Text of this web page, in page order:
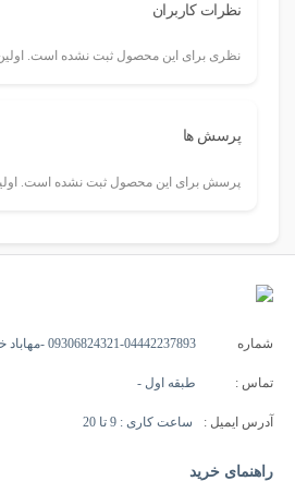
نظرات کاربران
نظری برای این محصول ثبت نشده است.
پرسش ها
پرسش برای این محصول ثبت نشده است.
شماره
تماس :
09306824321-
طبقه اول -
آدرس ایمیل : ساعت کاری : 9 تا 20
راهنمای خرید